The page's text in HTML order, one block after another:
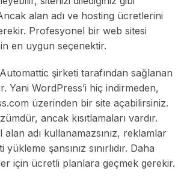
alan adı ve hosting ücretlerini
Profesyonel bir web sitesi
en uygun seçenektir.
şirketi tarafından sağlanan
Yani WordPress’i hiç indirmeden,
üzerinden bir site açabilirsiniz.
ancak kısıtlamaları vardır.
adı kullanamazsınız, reklamlar
şansınız sınırlıdır. Daha
için ücretli planlara geçmek gerekir.